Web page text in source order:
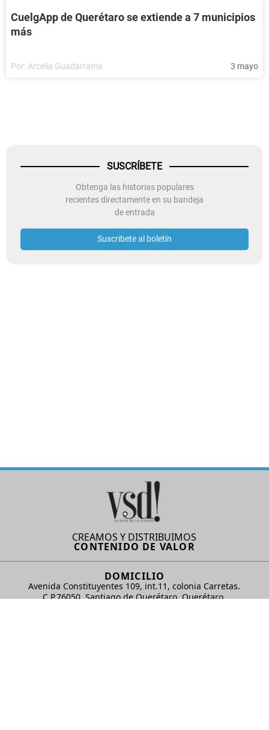
CuelgApp de Querétaro se extiende a 7 municipios
más
Por: Arcelia Guadarrama 3 mayo
SUSCRÍBETE
Obtenga las historias populares
recientes directamente en su bandeja
de entrada
Suscribete al boletín
CREAMOS Y DISTRIBUIMOS
CONTENIDO DE VALOR
DOMICILIO
Avenida Constituyentes 109, int.11, colonia Carretas.
C.P.76050. Santiago de Querétaro, Querétaro.